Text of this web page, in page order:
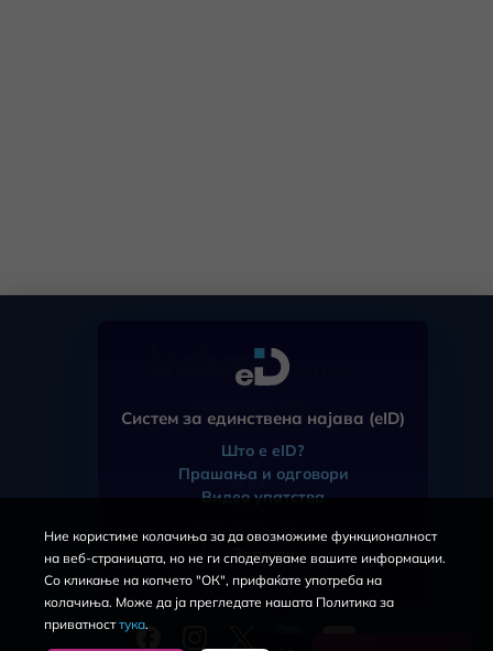
ЧПП
eID
За порталот
Услови за користење
Политика за приватност
Систем за единствена најава (eID)
Што е eID?
Прашања и одговори
Видео упатства
Затвори
Ние користиме колачиња за да овозможиме функционалност
на веб-страницата, но не ги споделуваме вашите информации.
Со кликање на копчето "ОК", прифаќате употреба на
колачиња. Може да ја прегледате нашата Политика за
приватносттука.